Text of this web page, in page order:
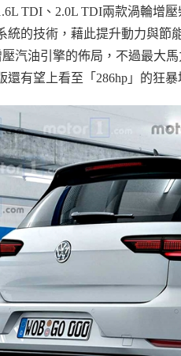
TDI 、 2.0L TDI兩款渦輪增
統的技術，藉此提升動力與節
汽油引擎的佈局，不過最大
還有望上看至「 286hp 」的狂暴